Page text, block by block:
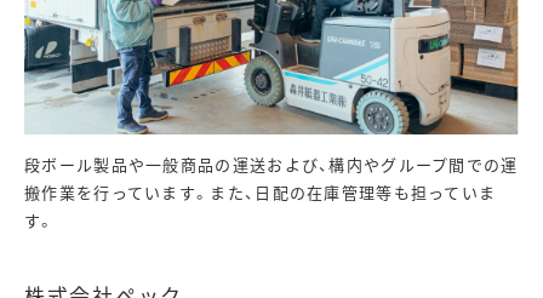
段ボール製品や一般商品の運送および、構内やグループ間での運
搬作業を行っています。また、日配の在庫管理等も担っていま
す。